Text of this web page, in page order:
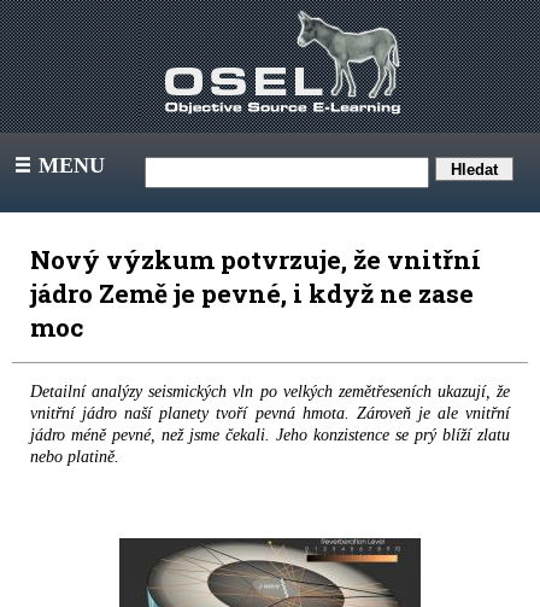
III MENU
Nový výzkum potvrzuje, že vnitřní
jádro Země je pevné, i když ne zase
moc
Detailní analýzy seismických vln po velkých zemětřeseních ukazují, že
vnitřní jádro naší planety tvoří pevná hmota. Zároveň je ale vnitřní
jádro méně pevné, než jsme čekali. Jeho konzistence se prý blíží zlatu
nebo platině.